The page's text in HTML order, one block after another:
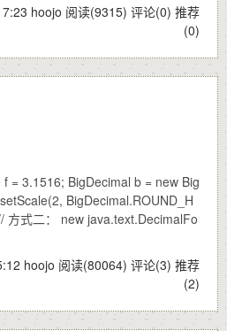
hoojo 阅读(9315) 评论(0) 推荐
(0)
= 3.1516; BigDecimal b = new Big
BigDecimal.ROUND_H
方式二： new java.text.DecimalFo
hoojo 阅读(80064) 评论(3) 推荐
(2)